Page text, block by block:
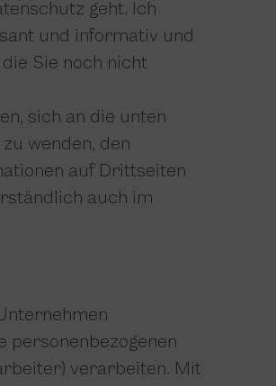
geht. Ich
und informativ und
Sie noch nicht
sich an die unten
wenden, den
auf Drittseiten
auch im
personenbezogenen
verarbeiten. Mit